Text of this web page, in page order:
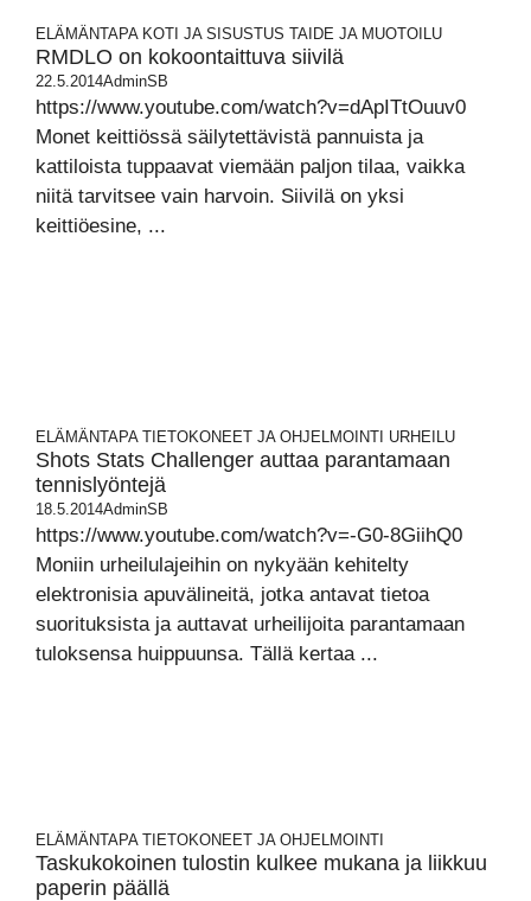
ELÄMÄNTAPA KOTI JA SISUSTUS TAIDE JA MUOTOILU
RMDLO on kokoontaittuva siivilä
22.5.2014AdminSB
https://www.youtube.com/watch?v=dApITtOuuv0
Monet keittiössä säilytettävistä pannuista ja
kattiloista tuppaavat viemään paljon tilaa, vaikka
niitä tarvitsee vain harvoin. Siivilä on yksi
keittiöesine, ...
ELÄMÄNTAPA TIETOKONEET JA OHJELMOINTI URHEILU
Shots Stats Challenger auttaa parantamaan
tennislyöntejä
18.5.2014AdminSB
https://www.youtube.com/watch?v=-G0-8GiihQ0
Moniin urheilulajeihin on nykyään kehitelty
elektronisia apuvälineitä, jotka antavat tietoa
suorituksista ja auttavat urheilijoita parantamaan
tuloksensa huippuunsa. Tällä kertaa ...
ELÄMÄNTAPA TIETOKONEET JA OHJELMOINTI
Taskukokoinen tulostin kulkee mukana ja liikkuu
paperin päällä